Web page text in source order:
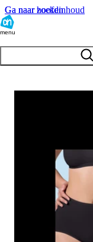
Ga naar hoofdinhoud
Ga naar zoeken
menu